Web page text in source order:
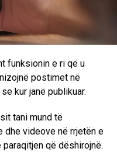
funksionin e ri që u
postimet në
kur janë publikuar.
tani mund të
dhe videove në rrjetën e
që dëshirojnë.